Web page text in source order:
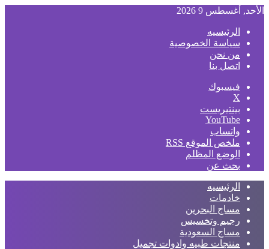
الأحد, أغسطس 9 2026
الرئيسيه
سياسة الخصوصية
من نحن
اتصل بنا
فيسبوك
‫X
بينتيريست
‫YouTube
واتساب
ملخص الموقع RSS
الوضع المظلم
بحث عن
الرئيسيه
خادمات
مساج البحرين
رجيم وتخسيس
مساج السعودية
منتجات طبيه وادوات تجميل